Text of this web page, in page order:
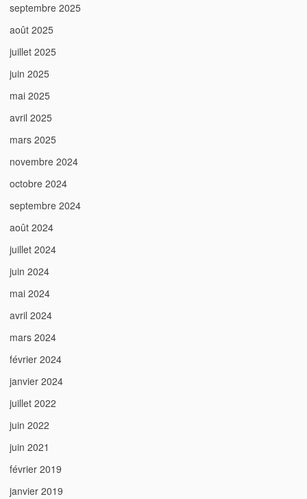
septembre 2025
août 2025
juillet 2025
juin 2025
mai 2025
avril 2025
mars 2025
novembre 2024
octobre 2024
septembre 2024
août 2024
juillet 2024
juin 2024
mai 2024
avril 2024
mars 2024
février 2024
janvier 2024
juillet 2022
juin 2022
juin 2021
février 2019
janvier 2019